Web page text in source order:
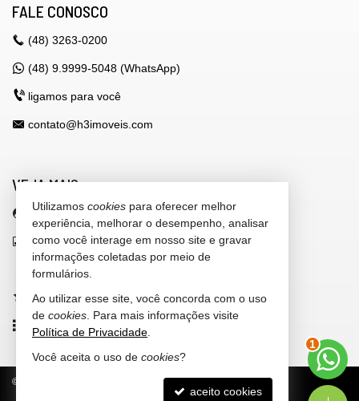
FALE CONOSCO
(48) 3263-0200
(48) 9.9999-5048 (WhatsApp)
ligamos para você
contato@h3imoveis.com
VEJA MAIS
área do cliente
indicadores financeiros
cadastre seu imóvel
imóveis favoritos
mapa de imóveis
© Política de Privacidade
1
Utilizamos cookies para oferecer melhor
experiência, melhorar o desempenho, analisar
como você interage em nosso site e gravar
informações coletadas por meio de
formulários.
Ao utilizar esse site, você concorda com o uso
de cookies . Para mais informações visite
Política de Privacidade
Você aceita o uso de cookies?
aceito cookies